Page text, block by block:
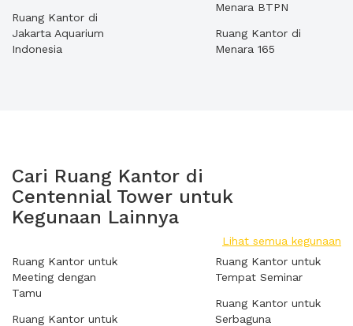
Ruang Kantor di
Jakarta Aquarium
Indonesia
Menara BTPN
Ruang Kantor di
Menara 165
Cari Ruang Kantor di
Centennial Tower untuk
Kegunaan Lainnya
Lihat semua kegunaan
Ruang Kantor untuk
Meeting dengan
Tamu
Ruang Kantor untuk
Ruang Kantor untuk
Tempat Seminar
Ruang Kantor untuk
Serbaguna